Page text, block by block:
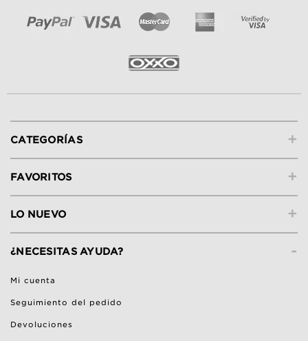
+
CATEGORÍAS
+
FAVORITOS
+
LO NUEVO
-
¿NECESITAS AYUDA?
Mi cuenta
Seguimiento del pedido
Devoluciones